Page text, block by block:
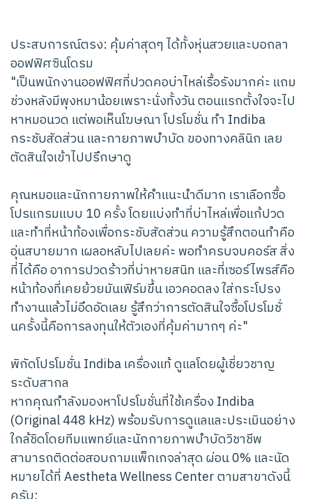
ประสบการณ์ตรง: คุ้มค่าสุดๆ ได้ทั้งหุ่นสวยและบอกลา
ออฟฟิศซินโดรม
"เป็นพนักงานออฟฟิศที่ปวดคอบ่าไหล่เรื้อรังมากค่ะ แถม
ช่วงหลังมีพุงหมาน้อยเพราะนั่งทั้งวัน ตอนแรกตั้งใจจะไป
หาหมอนวด แต่พอเห็นโฆษณา โปรโมชั่น ทำ Indiba
กระชับสัดส่วน และกายภาพบำบัด ของทางคลินิก เลย
ตัดสินใจเข้าไปปรึกษาดู
คุณหมอและนักกายภาพให้คำแนะนำดีมาก เราเลือกซื้อ
โปรแกรมแบบ 10 ครั้ง โดยแบ่งทำที่บ่าไหล่เพื่อแก้ปวด
และทำที่หน้าท้องเพื่อกระชับสัดส่วน ความรู้สึกตอนทำคือ
อุ่นสบายมาก เผลอหลับไปเลยค่ะ พอทำครบจบคอร์ส สิ่ง
ที่ได้คือ อาการปวดร้าวที่บ่าหายสนิท และที่เซอร์ไพรส์คือ
หน้าท้องที่เคยย้วยมันเฟิร์มขึ้น เอวคอดลง ใส่กระโปรง
ทำงานแล้วไม่อึดอัดเลย รู้สึกว่าการตัดสินใจซื้อโปรโมชั่
นครั้งนี้คือการลงทุนให้ตัวเองที่คุ้มค่ามากๆ ค่ะ"
พิกัดโปรโมชั่น Indiba เครื่องแท้ ดูแลโดยผู้เชี่ยวชาญ
ระดับสากล
หากคุณกำลังมองหาโปรโมชั่นที่ใช้เครื่อง Indiba
(Original 448 kHz) พร้อมรับการดูแลและประเมินอย่าง
ใกล้ชิดโดยทีมแพทย์และนักกายภาพบำบัดวิชาชีพ
สามารถติดต่อสอบถามแพ็กเกจล่าสุด ผ่อน 0% และนัด
หมายได้ที่ Aestheta Wellness Center ตามสาขาดังนี้